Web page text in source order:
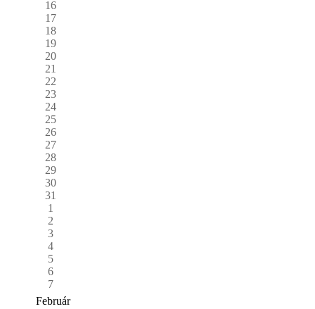
16
17
18
19
20
21
22
23
24
25
26
27
28
29
30
31
1
2
3
4
5
6
7
Február